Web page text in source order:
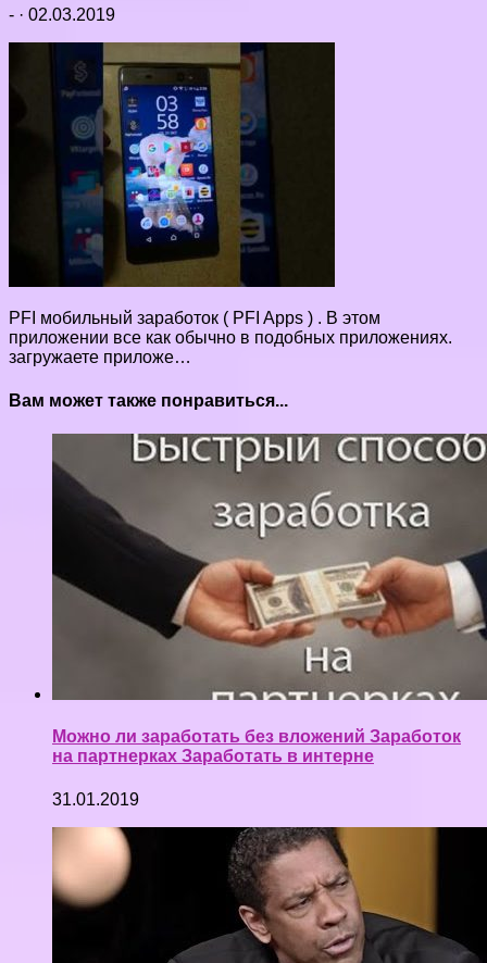
- · 02.03.2019
PFI мобильный заработок ( PFI Apps ) . В этом
приложении все как обычно в подобных приложениях.
загружаете приложе…
Вам может также понравиться...
Можно ли заработать без вложений Заработок
на партнерках Заработать в интерне
31.01.2019